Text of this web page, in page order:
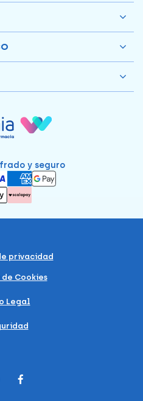
y seguro
privacidad
Cookies
Legal